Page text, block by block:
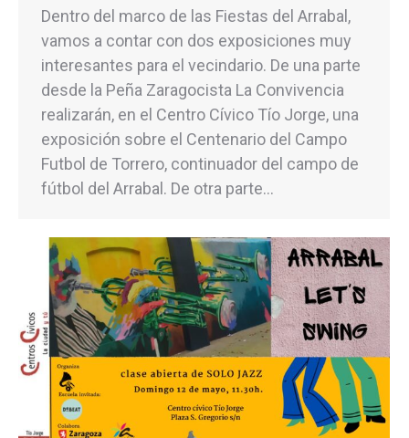
Dentro del marco de las Fiestas del Arrabal,
vamos a contar con dos exposiciones muy
interesantes para el vecindario. De una parte
desde la Peña Zaragocista La Convivencia
realizarán, en el Centro Cívico Tío Jorge, una
exposición sobre el Centenario del Campo
Futbol de Torrero, continuador del campo de
fútbol del Arrabal. De otra parte…